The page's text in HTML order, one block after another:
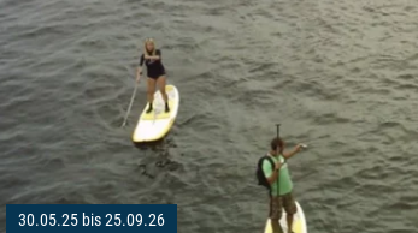
30.05.25 bis 25.09.26